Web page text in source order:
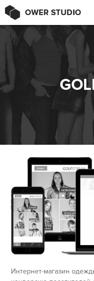
Интернет-магазин